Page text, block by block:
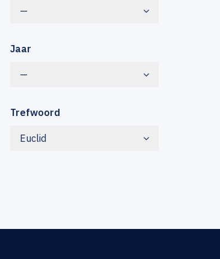
—
Jaar
—
Trefwoord
Euclid